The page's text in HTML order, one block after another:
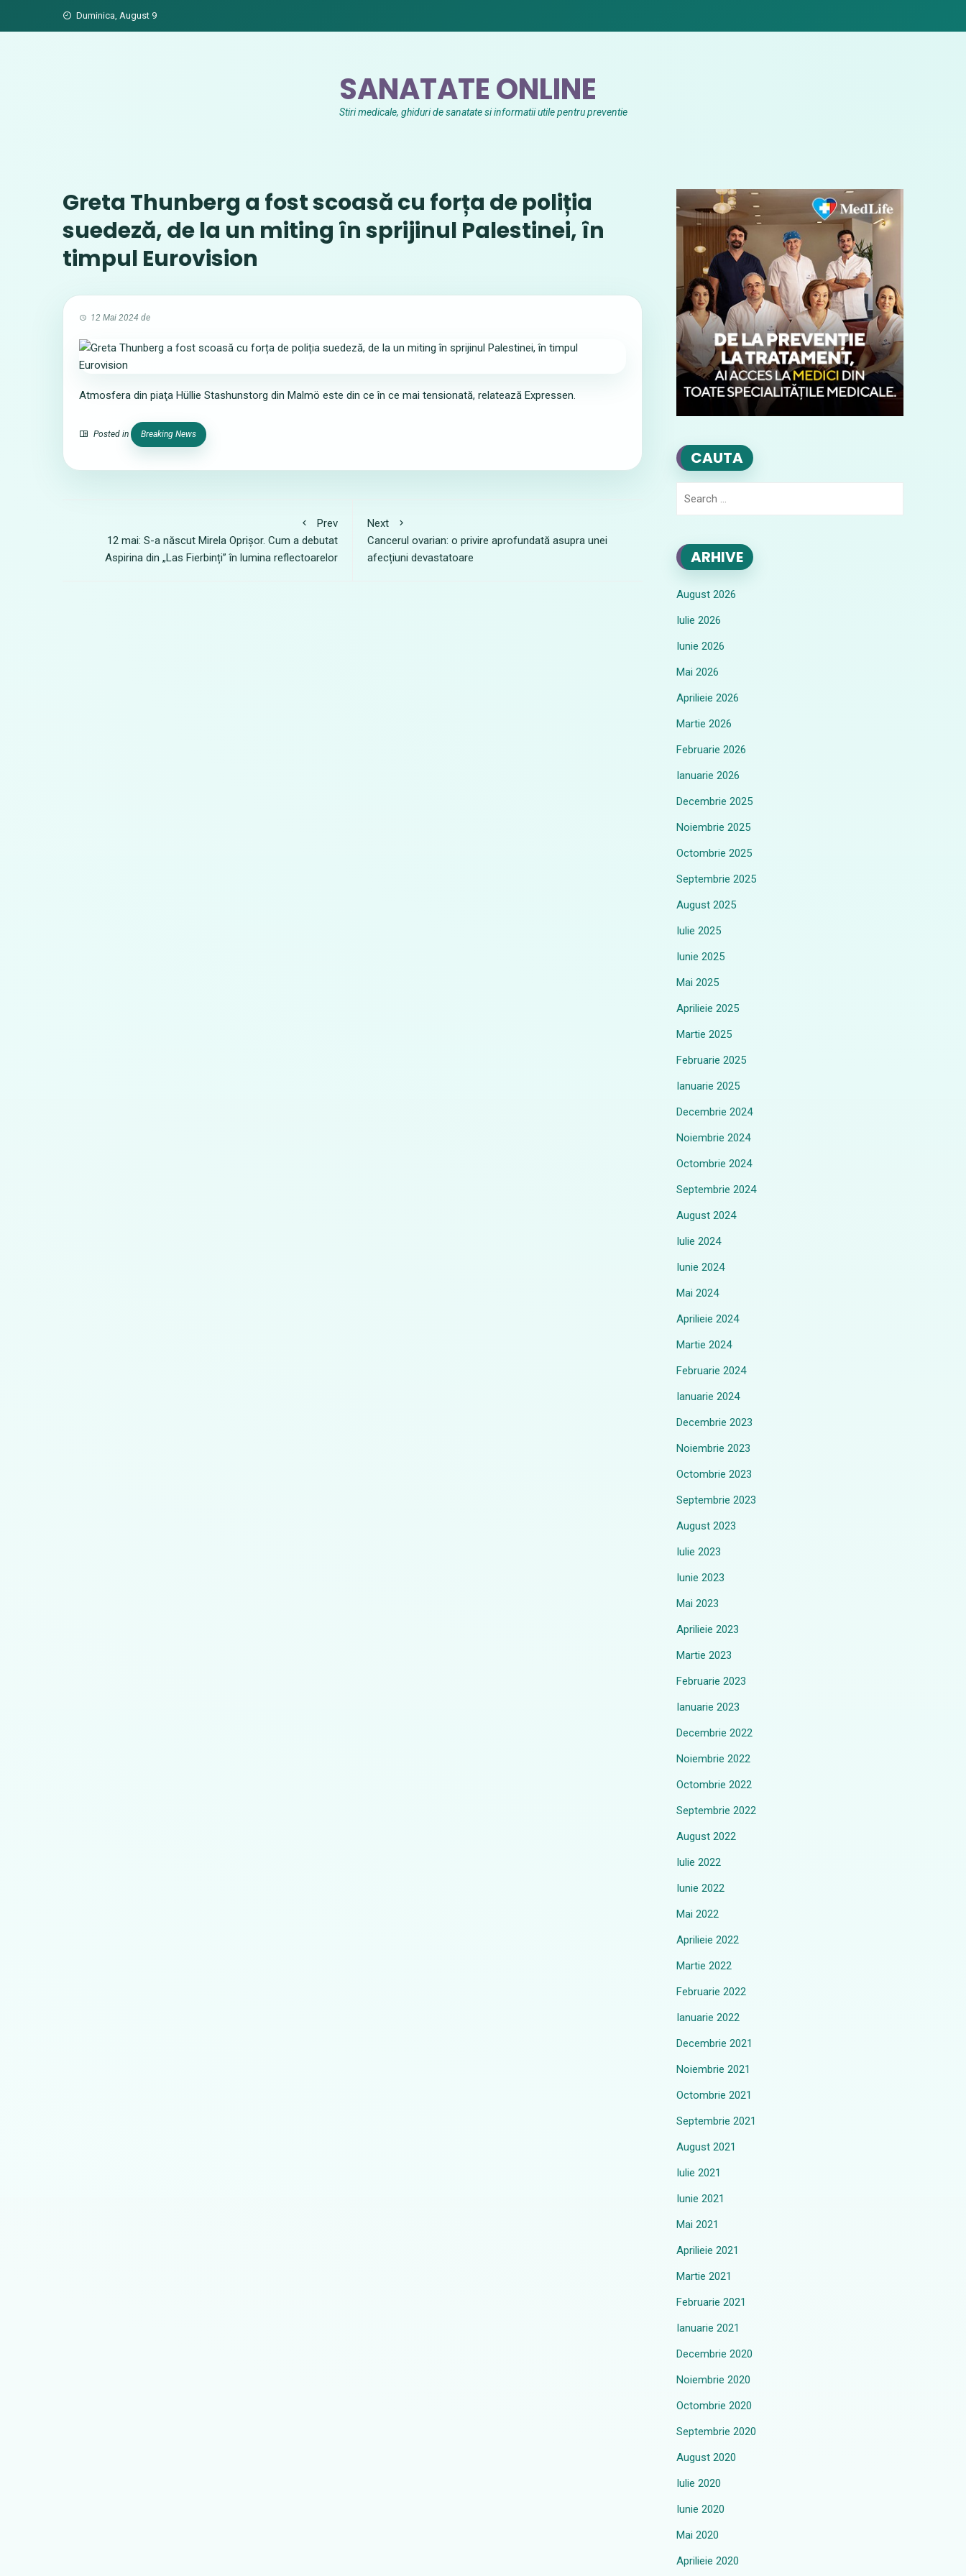
Duminica, August 9
SANATATE ONLINE
Stiri medicale, ghiduri de sanatate si informatii utile pentru preventie
Greta Thunberg a fost scoasă cu forța de poliția
suedeză, de la un miting în sprijinul Palestinei, în
timpul Eurovision
12 Mai 2024 de
Atmosfera din piaţa Hüllie Stashunstorg din Malmö este din ce în ce mai tensionată, relatează Expressen.
Posted in Breaking News
Prev
12 mai: S-a născut Mirela Oprișor. Cum a debutat
Aspirina din „Las Fierbinți” în lumina reflectoarelor
Next
Cancerul ovarian: o privire aprofundată asupra unei
afecțiuni devastatoare
CAUTA
ARHIVE
August 2026
Iulie 2026
Iunie 2026
Mai 2026
Aprilieie 2026
Martie 2026
Februarie 2026
Ianuarie 2026
Decembrie 2025
Noiembrie 2025
Octombrie 2025
Septembrie 2025
August 2025
Iulie 2025
Iunie 2025
Mai 2025
Aprilieie 2025
Martie 2025
Februarie 2025
Ianuarie 2025
Decembrie 2024
Noiembrie 2024
Octombrie 2024
Septembrie 2024
August 2024
Iulie 2024
Iunie 2024
Mai 2024
Aprilieie 2024
Martie 2024
Februarie 2024
Ianuarie 2024
Decembrie 2023
Noiembrie 2023
Octombrie 2023
Septembrie 2023
August 2023
Iulie 2023
Iunie 2023
Mai 2023
Aprilieie 2023
Martie 2023
Februarie 2023
Ianuarie 2023
Decembrie 2022
Noiembrie 2022
Octombrie 2022
Septembrie 2022
August 2022
Iulie 2022
Iunie 2022
Mai 2022
Aprilieie 2022
Martie 2022
Februarie 2022
Ianuarie 2022
Decembrie 2021
Noiembrie 2021
Octombrie 2021
Septembrie 2021
August 2021
Iulie 2021
Iunie 2021
Mai 2021
Aprilieie 2021
Martie 2021
Februarie 2021
Ianuarie 2021
Decembrie 2020
Noiembrie 2020
Octombrie 2020
Septembrie 2020
August 2020
Iulie 2020
Iunie 2020
Mai 2020
Aprilieie 2020